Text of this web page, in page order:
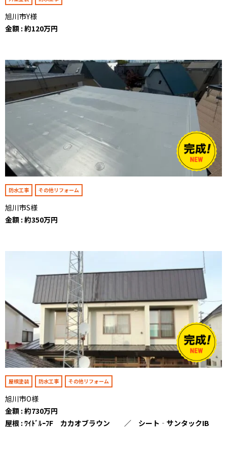
旭川市Y様
金額 : 約120万円
防水工事 その他リフォーム
旭川市S様
金額 : 約350万円
屋根塗装 防水工事 その他リフォーム
旭川市O様
金額 : 約730万円
屋根 : ﾜｲﾄﾞﾙｰﾌF カカオブラウン ／ シート‐サンタックIB